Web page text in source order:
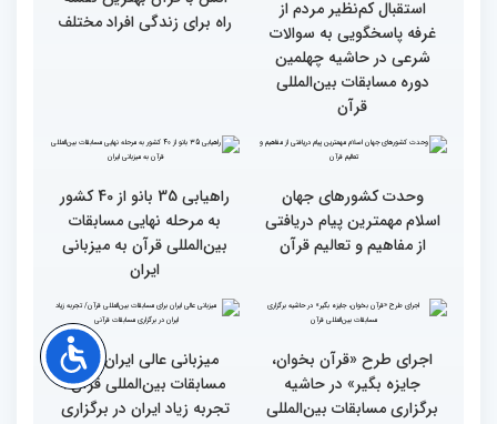
سوم اسفند، نتایج مرحله
نهایی جشنواره تلاوت‌های
تقلیدی در بخش غیر
حضوری اعلام می‌شود
محتوای قرآن با نظامات
استقبال کم‌نظیر مردم از
غرفه پاسخگویی به سوالات
شرعی در حاشیه چهلمین
قرآن
انس با قرآن بهترین نقشه
راه برای زندگی افراد مختلف
وحدت کشورهای جهان
راهیابی 35 بانو از 40 کشور